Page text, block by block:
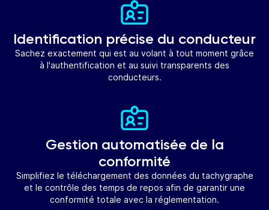
Identification précise du conducteur
Sachez exactement qui est au volant à tout moment grâce
à l'authentification et au suivi transparents des
conducteurs.
Gestion automatisée de la
conformité
Simplifiez le téléchargement des données du tachygraphe
et le contrôle des temps de repos afin de garantir une
conformité totale avec la réglementation.